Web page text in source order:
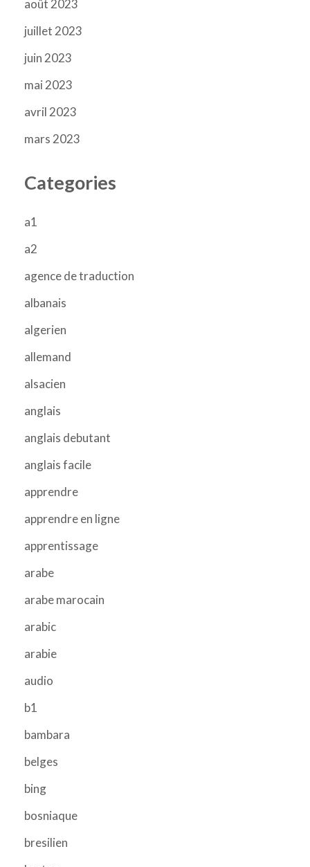
août 2023
juillet 2023
juin 2023
mai 2023
avril 2023
mars 2023
Categories
a1
a2
agence de traduction
albanais
algerien
allemand
alsacien
anglais
anglais debutant
anglais facile
apprendre
apprendre en ligne
apprentissage
arabe
arabe marocain
arabic
arabie
audio
b1
bambara
belges
bing
bosniaque
bresilien